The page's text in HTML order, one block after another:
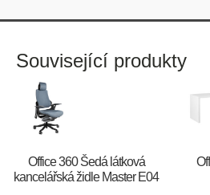
Související produkty
Office 360 Šedá látková
kancelářská židle Master E04